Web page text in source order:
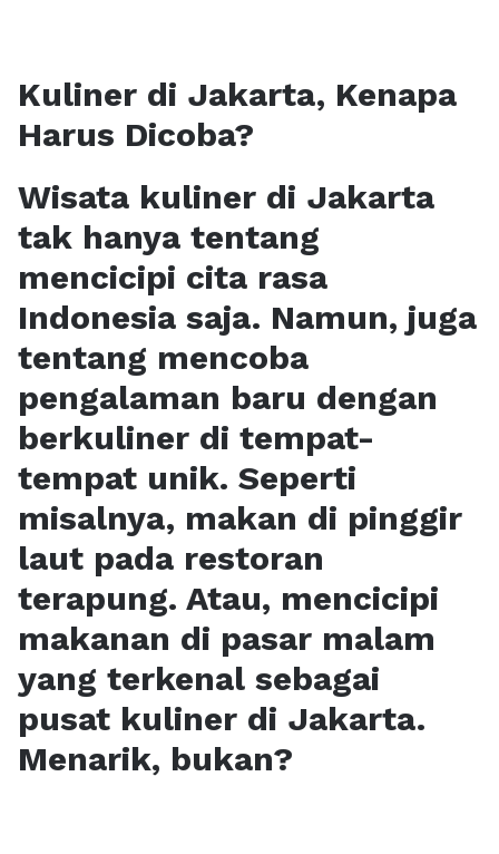
Kuliner di Jakarta, Kenapa
Harus Dicoba?
Wisata kuliner di Jakarta
tak hanya tentang
mencicipi cita rasa
Indonesia saja. Namun, juga
tentang mencoba
pengalaman baru dengan
berkuliner di tempat-
tempat unik. Seperti
misalnya, makan di pinggir
laut pada restoran
terapung. Atau, mencicipi
makanan di pasar malam
yang terkenal sebagai
pusat kuliner di Jakarta.
Menarik, bukan?